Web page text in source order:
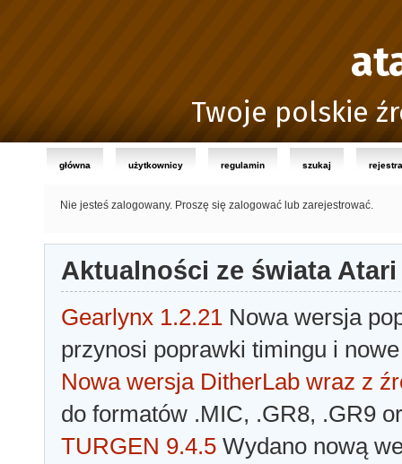
Twoje polskie
główna użytkownicy regulamin szukaj
Nie jesteś zalogowany. Proszę się zalogować lub zarejestrować.
Aktualności ze świata Atari
Gearlynx 1.2.21 Nowa wersja
przynosi poprawki timingu i
Nowa wersja DitherLab wraz z
do formatów .MIC, .GR8, .GR9
TURGEN 9.4.5 Wydano nową